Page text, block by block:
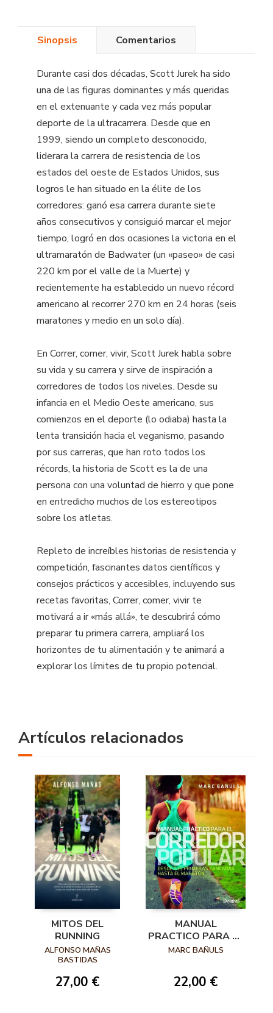
Sinopsis Comentarios
Durante casi dos décadas, Scott Jurek ha sido
una de las figuras dominantes y más queridas
en el extenuante y cada vez más popular
deporte de la ultracarrera. Desde que en
1999, siendo un completo desconocido,
liderara la carrera de resistencia de los
estados del oeste de Estados Unidos, sus
logros le han situado en la élite de los
corredores: ganó esa carrera durante siete
años consecutivos y consiguió marcar el mejor
tiempo, logró en dos ocasiones la victoria en el
ultramaratón de Badwater (un «paseo» de casi
220 km por el valle de la Muerte) y
recientemente ha establecido un nuevo récord
americano al recorrer 270 km en 24 horas (seis
maratones y medio en un solo día).
En Correr, comer, vivir, Scott Jurek habla sobre
su vida y su carrera y sirve de inspiración a
corredores de todos los niveles. Desde su
infancia en el Medio Oeste americano, sus
comienzos en el deporte (lo odiaba) hasta la
lenta transición hacia el veganismo, pasando
por sus carreras, que han roto todos los
récords, la historia de Scott es la de una
persona con una voluntad de hierro y que pone
en entredicho muchos de los estereotipos
sobre los atletas.
Repleto de increíbles historias de resistencia y
competición, fascinantes datos científicos y
consejos prácticos y accesibles, incluyendo sus
recetas favoritas, Correr, comer, vivir te
motivará a ir «más allá», te descubrirá cómo
preparar tu primera carrera, ampliará los
horizontes de tu alimentación y te animará a
explorar los límites de tu propio potencial.
Artículos relacionados
MITOS DEL
RUNNING
ALFONSO MAÑAS
BASTIDAS
27,00 €
MANUAL
PRACTICO PARA EL
CORREDOR
ZANCADAS HASTA
MARC BAÑULS
22,00 €